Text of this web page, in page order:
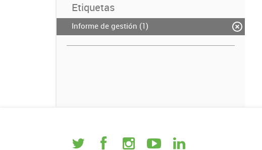
Etiquetas
Informe de gestión (1)